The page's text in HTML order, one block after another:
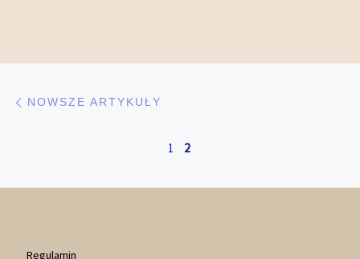
Nawigacja po artykułach
NOWSZE ARTYKUŁY
1 2
Regulamin